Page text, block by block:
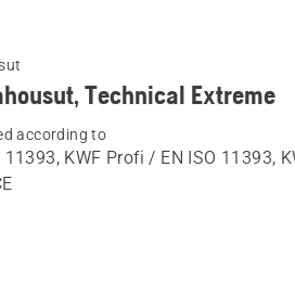
Technical Extreme
according to
11393, KWF Profi / EN ISO 11393,